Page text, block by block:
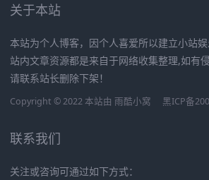
关于本站
本站为个人博客，因个人喜爱所以建立小站娱
站内文章资源都是来自于网络收集整理,如有
请联系站长删除下架！
Copyright © 2022 本站由 雨酷小窝 黑ICP备
联系我们
关注或咨询可通过如下方式：